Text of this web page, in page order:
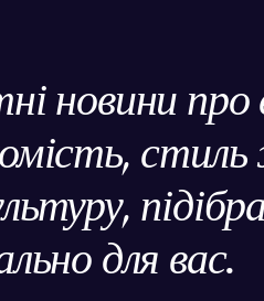
новини про
для вас.